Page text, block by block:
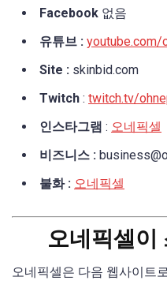
Facebook 없음
유튜브 : youtube.com/
Site : skinbid.com
Twitch : twitch.tv/
인스타그램 : 오네픽셀
비즈니스 :
불화 : 오네픽셀
오네픽셀이
오네픽셀은 다음 웹사이트